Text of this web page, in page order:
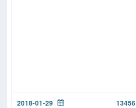
13456
2018-01-29